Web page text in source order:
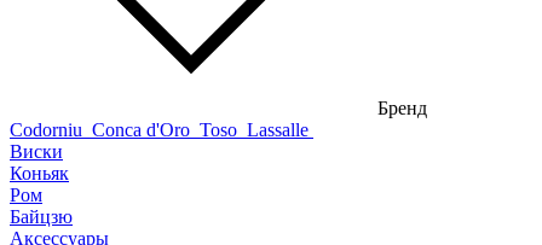
Бренд
Codorniu Conca d'Oro Toso Lassalle
Виски
Коньяк
Ром
Байцзю
Аксессуары